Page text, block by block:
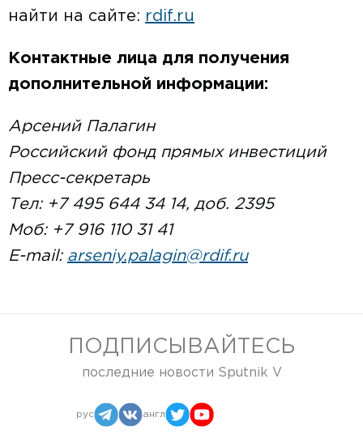
найти на сайте: rdif.ru
Контактные лица для получения
дополнительной информации:
Арсений Палагин
Российский фонд прямых инвестиций
Пресс-секретарь
Тел: +7 495 644 34 14, доб. 2395
Моб: +7 916 110 31 41
E-mail: arseniy.palagin@rdif.ru
ПОДПИСЫВАЙТЕСЬ
последние новости Sputnik V
рус англ